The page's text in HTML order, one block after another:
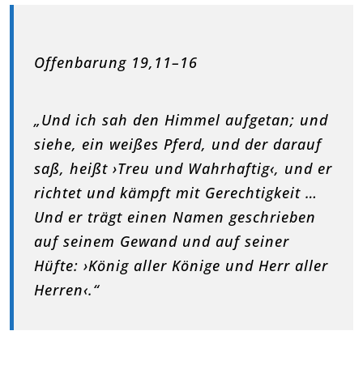
Offenbarung 19,11–16
„Und ich sah den Himmel aufgetan; und
siehe, ein weißes Pferd, und der darauf
saß, heißt ›Treu und Wahrhaftig‹, und er
richtet und kämpft mit Gerechtigkeit …
Und er trägt einen Namen geschrieben
auf seinem Gewand und auf seiner
Hüfte: ›König aller Könige und Herr aller
Herren‹.“